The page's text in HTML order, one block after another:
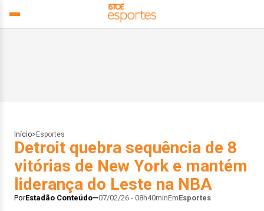
Início> Esportes
Detroit quebra sequência de 8
vitórias de New York e mantém
liderança do Leste na NBA
PorEstadão Conteúdo 07/02/26 - 08h40minEmEsportes